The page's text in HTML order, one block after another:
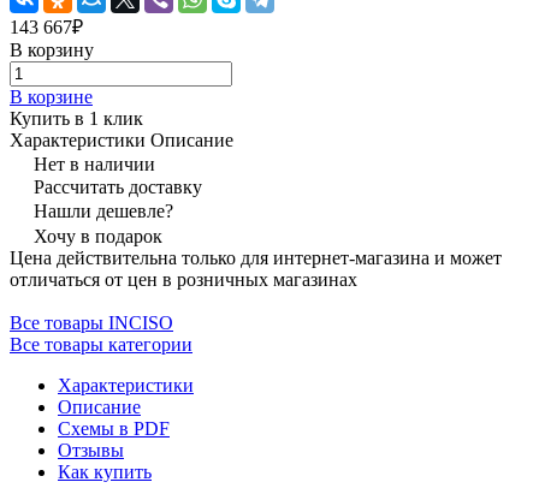
143 667₽
В корзину
В корзине
Купить в 1 клик
Характеристики Описание
Нет в наличии
Рассчитать доставку
Нашли дешевле?
Хочу в подарок
Цена действительна только для интернет-магазина и может
отличаться от цен в розничных магазинах
Все товары INCISO
Все товары категории
Характеристики
Описание
Схемы в PDF
Отзывы
Как купить